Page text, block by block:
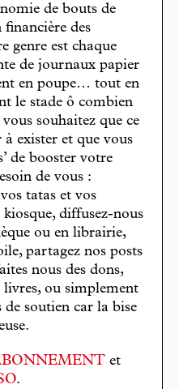
de bouts de
des
genre est chaque
de journaux papier
en poupe… tout en
le stade ô combien
souhaitez que ce
exister et que vous
de booster votre
de vous :
tatas et vos
kiosque, diffusez-nous
ou en librairie,
partagez nos posts
nous des dons,
livres, ou simplement
de soutien car la bise
et
.